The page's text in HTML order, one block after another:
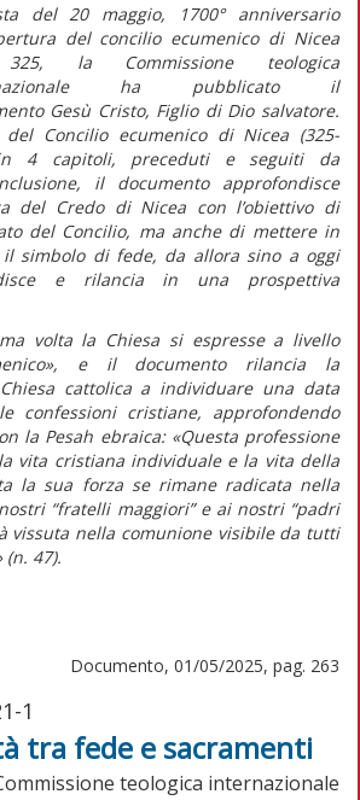
del 20 maggio, 1700° anniversario
del concilio ecumenico di Nicea
la Commissione teologica
ha pubblicato il
Gesù Cristo, Figlio di Dio salvatore.
del Concilio ecumenico di Nicea (325-
4 capitoli, preceduti e seguiti da
il documento approfondisce
del Credo di Nicea con l’obiettivo di
del Concilio, ma anche di mettere in
simbolo di fede, da allora sino a oggi
e rilancia in una prospettiva
volta la Chiesa si espresse a livello
e il documento rilancia la
cattolica a individuare una data
confessioni cristiane, approfondendo
la Pesah ebraica: «Questa professione
vita cristiana individuale e la vita della
la sua forza se rimane radicata nella
“fratelli maggiori” e ai nostri “padri
vissuta nella comunione visibile da tutti
(n. 47).
Documento, 01/05/2025, pag. 263
1
tra fede e sacramenti
teologica internazionale